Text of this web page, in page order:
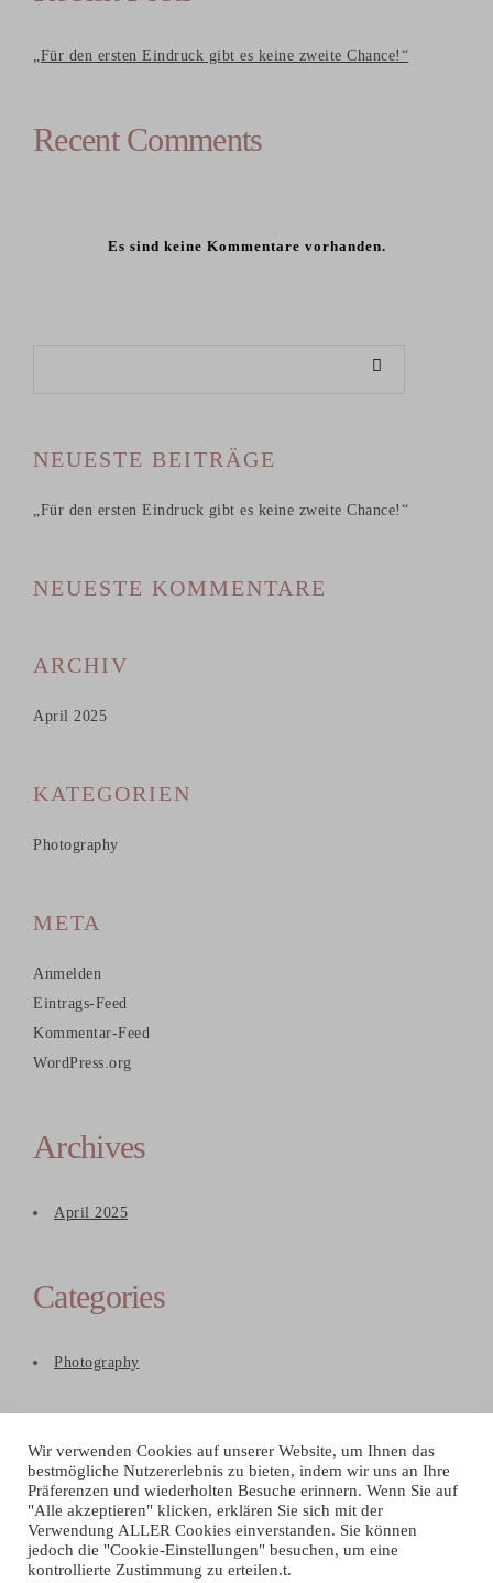
„Für den ersten Eindruck gibt es keine zweite Chance!“
Recent Comments
Es sind keine Kommentare vorhanden.
NEUESTE BEITRÄGE
„Für den ersten Eindruck gibt es keine zweite Chance!“
NEUESTE KOMMENTARE
ARCHIV
April 2025
KATEGORIEN
Photography
META
Anmelden
Eintrags-Feed
Kommentar-Feed
WordPress.org
Archives
April 2025
Categories
Photography
Wir verwenden Cookies auf unserer Website, um Ihnen das
bestmögliche Nutzererlebnis zu bieten, indem wir uns an Ihre
Präferenzen und wiederholten Besuche erinnern. Wenn Sie auf
"Alle akzeptieren" klicken, erklären Sie sich mit der
Verwendung ALLER Cookies einverstanden. Sie können
jedoch die "Cookie-Einstellungen" besuchen, um eine
kontrollierte Zustimmung zu erteilen.t.